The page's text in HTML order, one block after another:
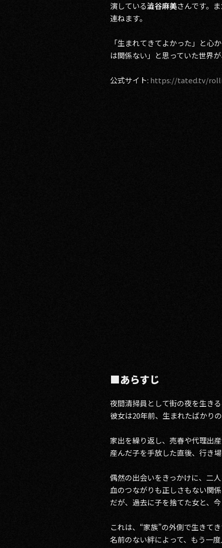
演している澁谷麻美さんです。
連ねます。
「生まれてきてよかった」と心
は関係ない」と思っていた世界
公式サイト: https://tated.tv/
■あらすじ
夜間清掃員として街の夜を生き
彼女は20年前、生まれたばかり
家出を繰り返し、売春や代理出
産んだ子を手放した直後、行き
偶然の出会いをきっかけに、二
血のつながりも正しさもない関
だが、過去に子を捨てた女と、
これは、“家族”の外側で生きて
名前のない絆によって、もう一